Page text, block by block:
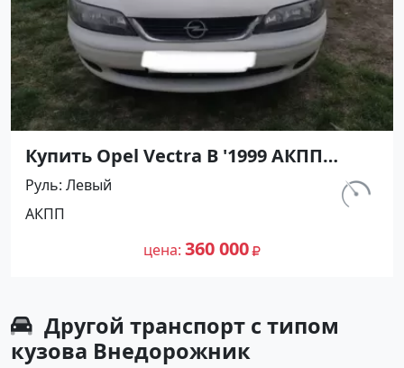
Купить Opel Vectra B '1999 АКПП
(1600/115 л.с.) Бензин инжектор
Крымск цвет Белый Седан по цене
360000 рублей, объявление №26509
на сайте Авторынок23
км.
Руль Левый
АКПП
цена 360 000
Другой транспорт с типом
кузова Внедорожник